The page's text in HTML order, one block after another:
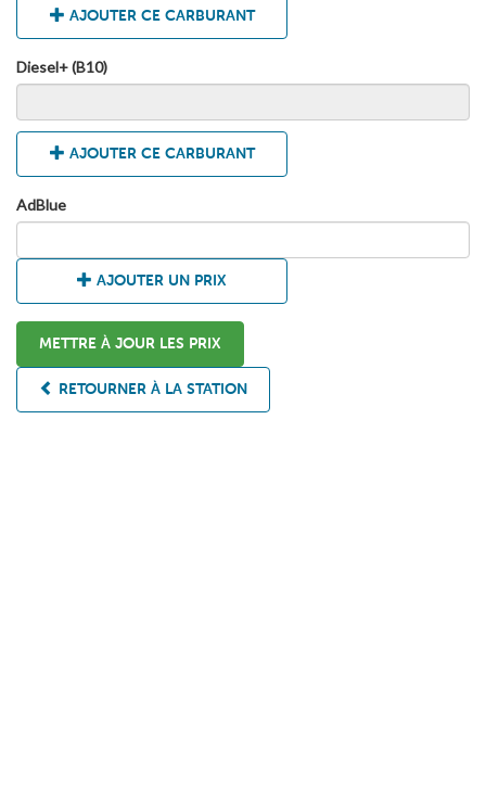
AJOUTER CE CARBURANT
Diesel+ (B10)
AJOUTER CE CARBURANT
AdBlue
AJOUTER UN PRIX
METTRE À JOUR LES PRIX
RETOURNER À LA STATION